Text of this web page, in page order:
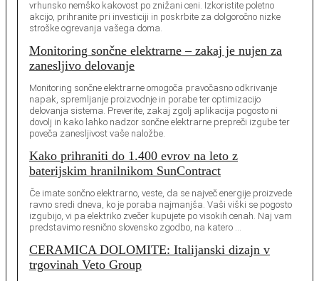
vrhunsko nemško kakovost po znižani ceni. Izkoristite poletno
akcijo, prihranite pri investiciji in poskrbite za dolgoročno nizke
stroške ogrevanja vašega doma.
Monitoring sončne elektrarne – zakaj je nujen za
zanesljivo delovanje
Monitoring sončne elektrarne omogoča pravočasno odkrivanje
napak, spremljanje proizvodnje in porabe ter optimizacijo
delovanja sistema. Preverite, zakaj zgolj aplikacija pogosto ni
dovolj in kako lahko nadzor sončne elektrarne prepreči izgube ter
poveča zanesljivost vaše naložbe.
Kako prihraniti do 1.400 evrov na leto z
baterijskim hranilnikom SunContract
Če imate sončno elektrarno, veste, da se največ energije proizvede
ravno sredi dneva, ko je poraba najmanjša. Vaši viški se pogosto
izgubijo, vi pa elektriko zvečer kupujete po visokih cenah. Naj vam
predstavimo resnično slovensko zgodbo, na katero …
CERAMICA DOLOMITE: Italijanski dizajn v
trgovinah Veto Group